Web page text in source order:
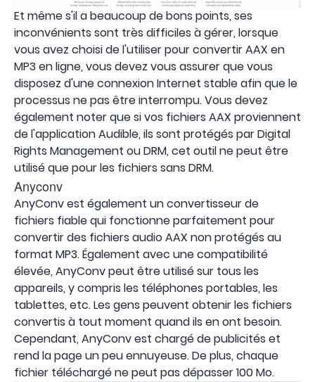
Et même s'il a beaucoup de bons points, ses
inconvénients sont très difficiles à gérer, lorsque
vous avez choisi de l'utiliser pour convertir AAX en
MP3 en ligne, vous devez vous assurer que vous
disposez d'une connexion Internet stable afin que le
processus ne pas être interrompu. Vous devez
également noter que si vos fichiers AAX proviennent
de l'application Audible, ils sont protégés par Digital
Rights Management ou DRM, cet outil ne peut être
utilisé que pour les fichiers sans DRM.
Anyconv
AnyConv est également un convertisseur de
fichiers fiable qui fonctionne parfaitement pour
convertir des fichiers audio AAX non protégés au
format MP3. Également avec une compatibilité
élevée, AnyConv peut être utilisé sur tous les
appareils, y compris les téléphones portables, les
tablettes, etc. Les gens peuvent obtenir les fichiers
convertis à tout moment quand ils en ont besoin.
Cependant, AnyConv est chargé de publicités et
rend la page un peu ennuyeuse. De plus, chaque
fichier téléchargé ne peut pas dépasser 100 Mo.